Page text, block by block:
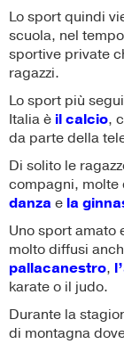
Lo sport quindi
scuola, nel
sportive private
ragazzi.
Lo sport più
Italia è ilcalcio,
da parte della
Di solito le
compagni, molte
danzae la
Uno sport amato
molto diffusi
pallacanestro,
karate o il judo.
Durante la
di montagna